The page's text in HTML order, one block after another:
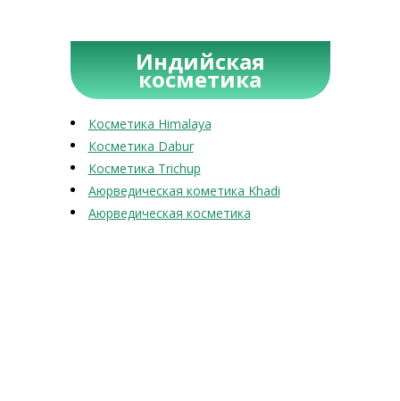
Индийская
косметика
Косметика Himalaya
Косметика Dabur
Косметика Trichup
Аюрведическая кометика Khadi
Аюрведическая косметика